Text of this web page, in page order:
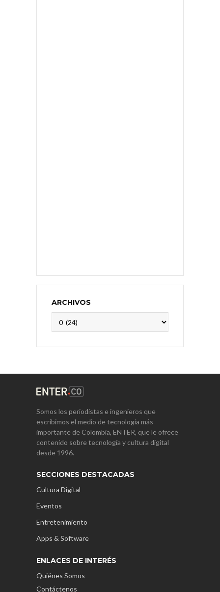
ARCHIVOS
Somos los periodistas e ingenieros que
escribimos el medio de tecnología más
importante de Colombia, ENTER, que le ofrece
contenido sobre tecnología y cultura digital
desde 1996.
SECCIONES DESTACADAS
Cultura Digital
Eventos
Entretenimiento
Apps & Software
ENLACES DE INTERÉS
Quiénes Somos
Contáctenos